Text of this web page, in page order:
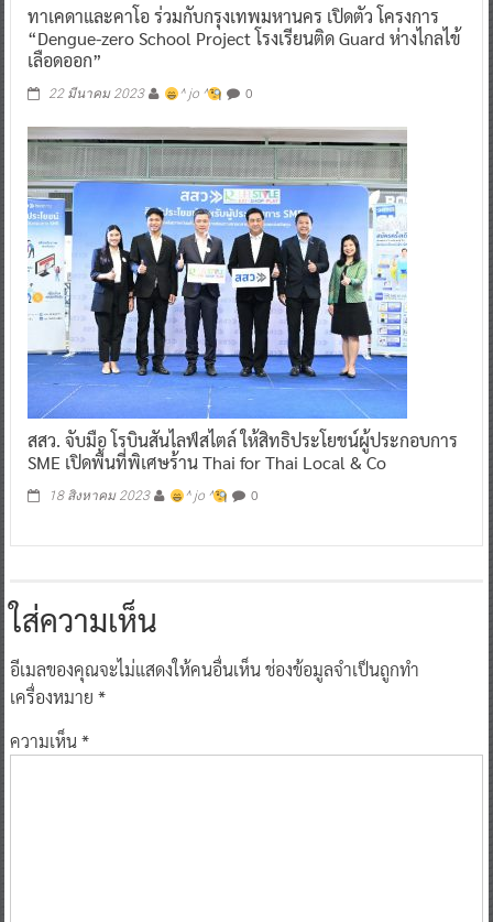
ทาเคดาและคาโอ ร่วมกับกรุงเทพมหานคร เปิดตัว โครงการ
“Dengue-zero School Project โรงเรียนติด Guard ห่างไกลไข้
เลือดออก”
22 มีนาคม 2023 ^ jo ^ 0
สสว. จับมือ โรบินสันไลฟ์สไตล์ ให้สิทธิประโยชน์ผู้ประกอบการ
SME เปิดพื้นที่พิเศษร้าน Thai for Thai Local & Co
18 สิงหาคม 2023 ^ jo ^ 0
ใส่ความเห็น
อีเมลของคุณจะไม่แสดงให้คนอื่นเห็นช่องข้อมูลจำเป็นถูกทำ
เครื่องหมาย *
ความเห็น*